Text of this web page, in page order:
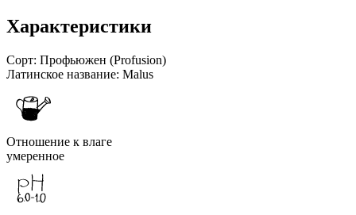
Характеристики
Сорт: Профьюжен (Profusion)
Латинское название: Malus
Отношение к влаге
умеренное